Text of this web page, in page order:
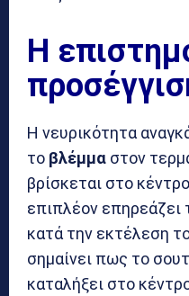
Η
Η νευρικότητα
το βλέμμα στον
βρίσκεται στο
επιπλέον επηρεάζει
κατά την εκτέλεση
σημαίνει πως το
καταλήξει στο